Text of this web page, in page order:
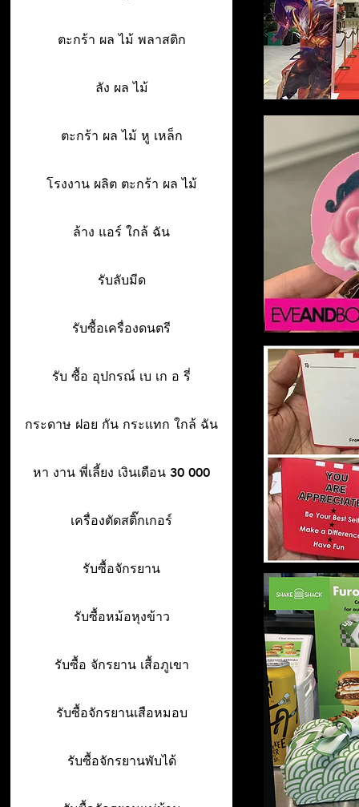
ตะกร้า ผล ไม้ พลาสติก
ลัง ผล ไม้
ตะกร้า ผล ไม้ หู เหล็ก
โรงงาน ผลิต ตะกร้า ผล ไม้
ล้าง แอร์ ใกล้ ฉัน
รับลับมีด
รับซื้อเครื่องดนตรี
รับ ซื้อ อุปกรณ์ เบ เก อ รี่
กระดาษ ฝอย กัน กระแทก ใกล้ ฉัน
หา งาน พี่เลี้ยง เงินเดือน 30 000
เครื่องตัดสติ๊กเกอร์
รับซื้อจักรยาน
รับซื้อหม้อหุงข้าว
รับซื้อ จักรยาน เสื้อภูเขา
รับซื้อจักรยานเสือหมอบ
รับซื้อจักรยานพับได้